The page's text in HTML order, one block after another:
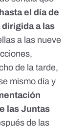
el día de
a las
a las nueve
de la tarde,
mismo día y
las Juntas
de las